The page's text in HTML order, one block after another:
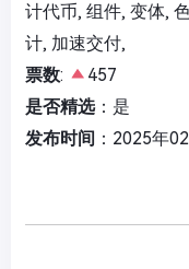
计代币, 组件, 变体,
计, 加速交付,
票数:
457
是否精选：是
发布时间 ：2025年